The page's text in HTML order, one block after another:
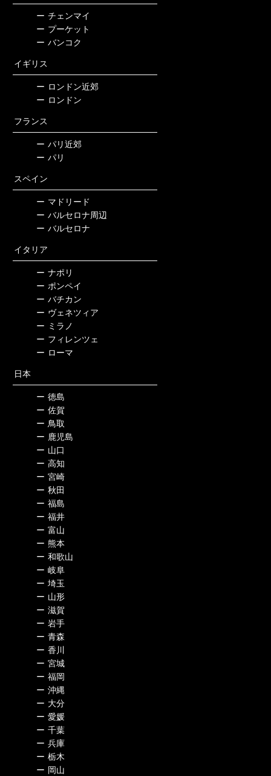
ー チェンマイ
ー プーケット
ー バンコク
イギリス
ー ロンドン近郊
ー ロンドン
フランス
ー パリ近郊
ー パリ
スペイン
ー マドリード
ー バルセロナ周辺
ー バルセロナ
イタリア
ー ナポリ
ー ポンペイ
ー バチカン
ー ヴェネツィア
ー ミラノ
ー フィレンツェ
ー ローマ
日本
ー 徳島
ー 佐賀
ー 鳥取
ー 鹿児島
ー 山口
ー 高知
ー 宮崎
ー 秋田
ー 福島
ー 福井
ー 富山
ー 熊本
ー 和歌山
ー 岐阜
ー 埼玉
ー 山形
ー 滋賀
ー 岩手
ー 青森
ー 香川
ー 宮城
ー 福岡
ー 沖縄
ー 大分
ー 愛媛
ー 千葉
ー 兵庫
ー 栃木
ー 岡山